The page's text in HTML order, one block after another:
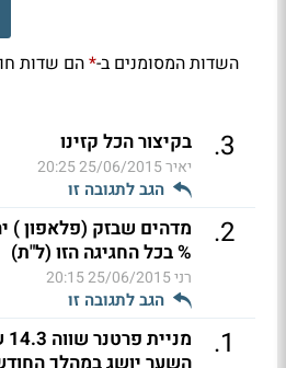
השדות המסומנים ב-*הם שדות
3
. בקיצור הכל קזינו
יאיר25/06/2015 20:25
הגב לתגובה זו
2
.
% בכל החגיגה הזו (ל"ת)
רני25/06/2015 20:15
הגב לתגובה זו
1
.